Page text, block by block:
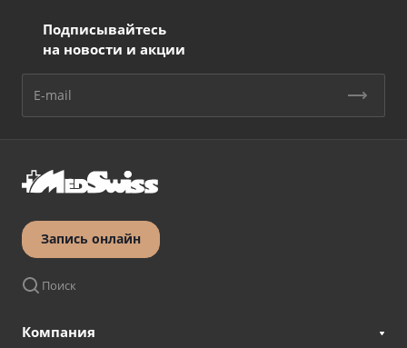
Подписывайтесь
на новости и акции
Запись онлайн
Поиск
Компания